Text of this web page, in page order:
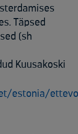
Täpsed
(sh
Kuusakoski
estonia/